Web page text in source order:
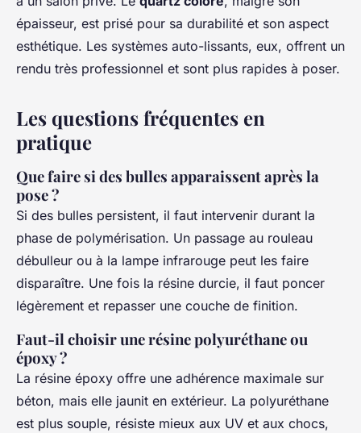
épaisseur, est prisé pour sa durabilité et son aspect
esthétique. Les systèmes auto-lissants, eux, offrent un
rendu très professionnel et sont plus rapides à poser.
Les questions fréquentes en
pratique
Que faire si des bulles apparaissent après la
pose ?
Si des bulles persistent, il faut intervenir durant la
phase de polymérisation. Un passage au rouleau
débulleur ou à la lampe infrarouge peut les faire
disparaître. Une fois la résine durcie, il faut poncer
légèrement et repasser une couche de finition.
Faut-il choisir une résine polyuréthane ou
époxy ?
La résine époxy offre une adhérence maximale sur
béton, mais elle jaunit en extérieur. La polyuréthane
est plus souple, résiste mieux aux UV et aux chocs,